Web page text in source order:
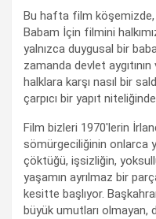
Bu hafta film
Babam İçin filmini
yalnızca duygusal bir
zamanda devlet
halklara karşı nasıl bir
çarpıcı bir yapıt
Film bizleri 1970'lerin
sömürgeciliğinin onlarca
çöktüğü, işsizliğin,
yaşamın ayrılmaz bir
kesitte başlıyor.
büyük umutları olmayan,